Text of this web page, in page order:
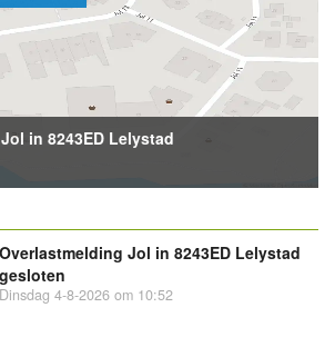
in 8243ED Lelystad
Overlastmelding Jol in 8243ED Lelystad
gesloten
Dinsdag 4-8-2026 om 10:52